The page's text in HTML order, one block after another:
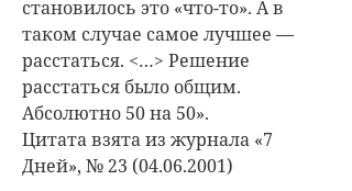
становилось это «что-то». А в
таком случае самое лучшее —
расстаться. <…> Решение
расстаться было общим.
Абсолютно 50 на 50».
Цитата взята из журнала «7
Дней», № 23 (04.06.2001)